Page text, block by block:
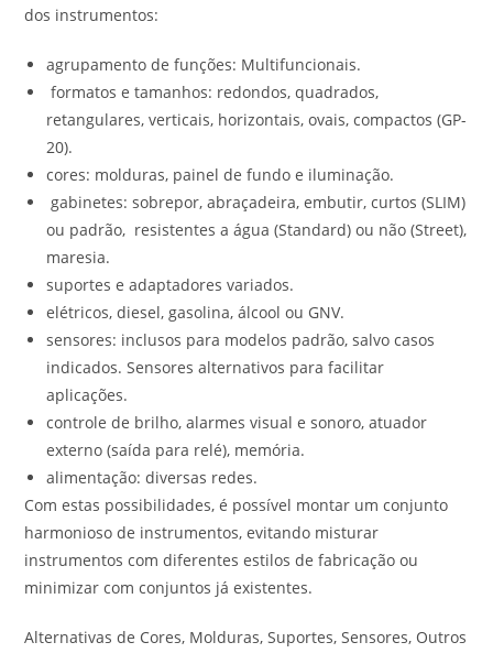
dos instrumentos:
agrupamento de funções: Multifuncionais.
formatos e tamanhos: redondos, quadrados,
retangulares, verticais, horizontais, ovais, compactos (GP-
20).
cores: molduras, painel de fundo e iluminação.
gabinetes: sobrepor, abraçadeira, embutir, curtos (SLIM)
ou padrão, resistentes a água (Standard) ou não (Street),
maresia.
suportes e adaptadores variados.
elétricos, diesel, gasolina, álcool ou GNV.
sensores: inclusos para modelos padrão, salvo casos
indicados. Sensores alternativos para facilitar
aplicações.
controle de brilho, alarmes visual e sonoro, atuador
externo (saída para relé), memória.
alimentação: diversas redes.
Com estas possibilidades, é possível montar um conjunto
harmonioso de instrumentos, evitando misturar
instrumentos com diferentes estilos de fabricação ou
minimizar com conjuntos já existentes.
Alternativas de Cores, Molduras, Suportes, Sensores, Outros